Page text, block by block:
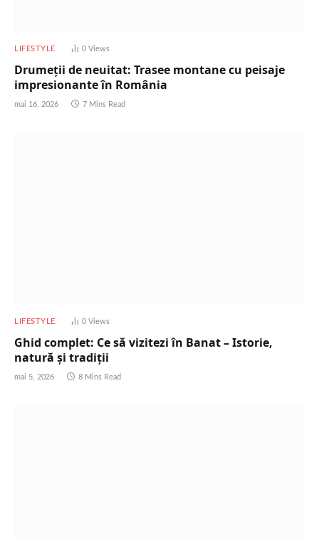
LIFESTYLE 0 Views
Drumeții de neuitat: Trasee montane cu peisaje
impresionante în România
mai 16, 2026 7 Mins Read
LIFESTYLE 0 Views
Ghid complet: Ce să vizitezi în Banat – Istorie,
natură și tradiții
mai 5, 2026 8 Mins Read